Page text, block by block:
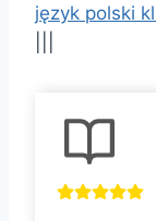
język polski